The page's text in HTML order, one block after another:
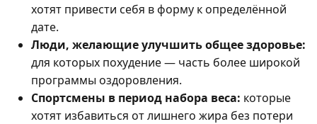
хотят привести себя в форму к определённой
дате.
Люди, желающие улучшить общее здоровье:
для которых похудение — часть более широкой
программы оздоровления.
Спортсмены в период набора веса: которые
хотят избавиться от лишнего жира без потери